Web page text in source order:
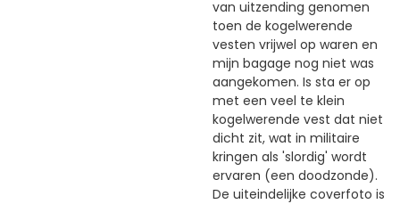
van uitzending genomen
toen de kogelwerende
vesten vrijwel op waren en
mijn bagage nog niet was
aangekomen. Is sta er op
met een veel te klein
kogelwerende vest dat niet
dicht zit, wat in militaire
kringen als 'slordig' wordt
ervaren (een doodzonde).
De uiteindelijke coverfoto is